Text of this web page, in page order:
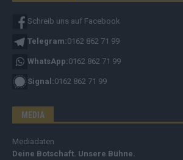
Schreib uns auf Facebook
Telegram:0162 862 71 99
WhatsApp:0162 862 71 99
Signal:0162 862 71 99
MEDIA
Mediadaten
Deine Botschaft. Unsere Bühne.